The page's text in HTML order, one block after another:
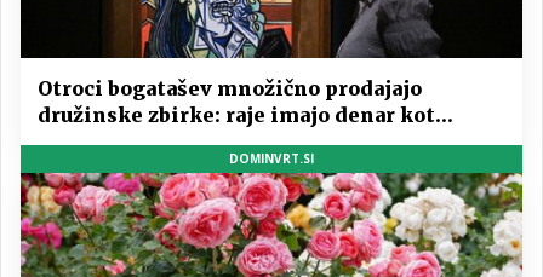
Otroci bogatašev množično prodajajo
družinske zbirke: raje imajo denar kot
umetnine
DOMINVRT.SI